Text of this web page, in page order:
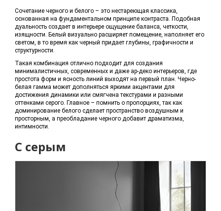
Сочетание черного и белого – это нестареющая классика,
основанная на фундаментальном принципе контраста. Подобная
дуальность создает в интерьере ощущение баланса, четкости,
изящности. Белый визуально расширяет помещение, наполняет его
светом, в то время как черный придает глубины, графичности и
структурности.
Такая комбинация отлично подходит для создания
минималистичных, современных и даже ар-деко интерьеров, где
простота форм и ясность линий выходят на первый план. Черно-
белая гамма может дополняться яркими акцентами для
достижения динамики или смягчена текстурами и разными
оттенками серого. Главное – помнить о пропорциях, так как
доминирование белого сделает пространство воздушным и
просторным, а преобладание черного добавит драматизма,
интимности.
С серым